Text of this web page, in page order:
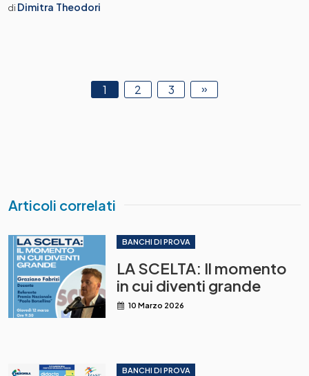
di Dimitra Theodori
1 2 3 »
Articoli correlati
BANCHI DI PROVA
LA SCELTA: Il momento
in cui diventi grande
10 Marzo 2026
BANCHI DI PROVA